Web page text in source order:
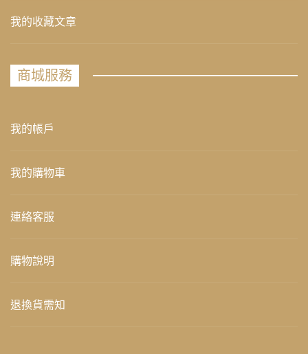
我的收藏文章
商城服務
我的帳戶
我的購物車
連絡客服
購物說明
退換貨需知